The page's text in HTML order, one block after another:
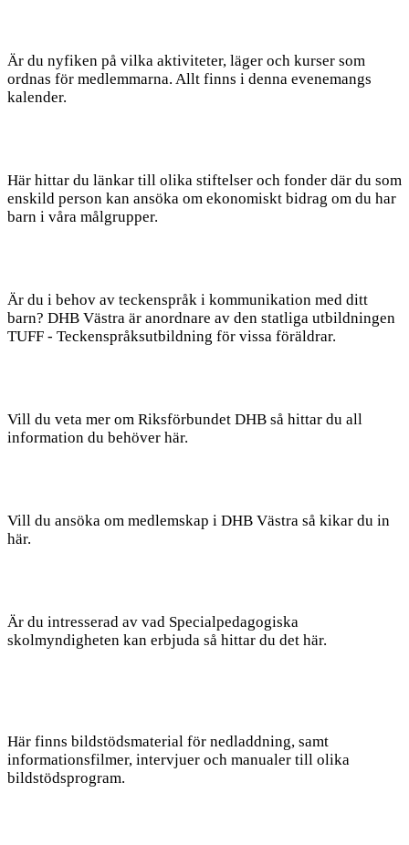
Är du nyfiken på vilka aktiviteter, läger och kurser som
ordnas för medlemmarna. Allt finns i denna evenemangs
kalender.
Här hittar du länkar till olika stiftelser och fonder där du som
enskild person kan ansöka om ekonomiskt bidrag om du har
barn i våra målgrupper.
Är du i behov av teckenspråk i kommunikation med ditt
barn? DHB Västra är anordnare av den statliga utbildningen
TUFF - Teckenspråksutbildning för vissa föräldrar.
Vill du veta mer om Riksförbundet DHB så hittar du all
information du behöver här.
Vill du ansöka om medlemskap i DHB Västra så kikar du in
här.
Är du intresserad av vad Specialpedagogiska
skolmyndigheten kan erbjuda så hittar du det här.
Här finns bildstödsmaterial för nedladdning, samt
informationsfilmer, intervjuer och manualer till olika
bildstödsprogram.